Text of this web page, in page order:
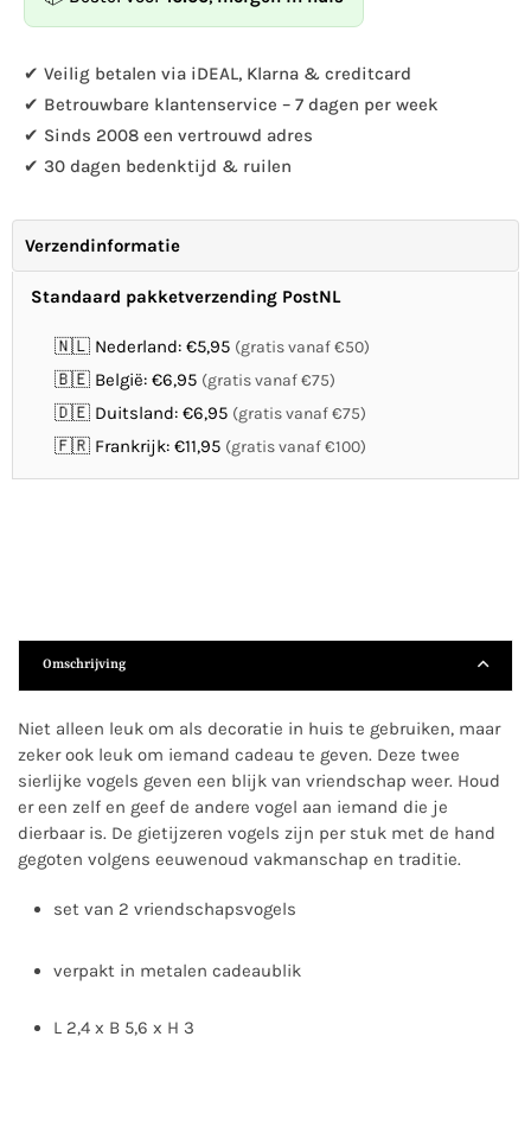
&quot;Friendship&quot;
&quot;Friendship&quot;
✔ Veilig betalen via iDEAL, Klarna & creditcard
✔ Betrouwbare klantenservice – 7 dagen per week
✔ Sinds 2008 een vertrouwd adres
✔ 30 dagen bedenktijd & ruilen
Verzendinformatie
Standaard pakketverzending PostNL
🇳🇱 Nederland: €5,95 (gratis vanaf €50)
🇧🇪 België: €6,95 (gratis vanaf €75)
🇩🇪 Duitsland: €6,95 (gratis vanaf €75)
🇫🇷 Frankrijk: €11,95 (gratis vanaf €100)
Omschrijving
Niet alleen leuk om als decoratie in huis te gebruiken, maar
zeker ook leuk om iemand cadeau te geven. Deze twee
sierlijke vogels geven een blijk van vriendschap weer. Houd
er een zelf en geef de andere vogel aan iemand die je
dierbaar is. De gietijzeren vogels zijn per stuk met de hand
gegoten volgens eeuwenoud vakmanschap en traditie.
set van 2 vriendschapsvogels
verpakt in metalen cadeaublik
L 2,4 x B 5,6 x H 3